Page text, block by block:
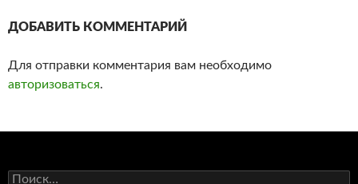
ДОБАВИТЬ КОММЕНТАРИЙ
Для отправки комментария вам необходимо
авторизоваться.
Н